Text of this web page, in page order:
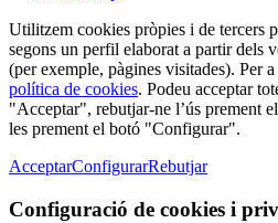
Utilitzem cookies pròpies i de tercers
segons un perfil elaborat a partir dels
(per exemple, pàgines visitades). Per
política de cookies. Podeu acceptar
"Acceptar", rebutjar-ne l’ús prement
les prement el botó "Configurar".
AcceptarConfigurarRebutjar
Configuració de cookies i